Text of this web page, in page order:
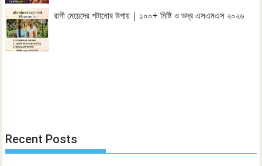
রাগী মেয়েদের পটানোর উপায় | ১০০+ মিষ্টি ও ভদ্র এসএমএস ২০২৬
Recent Posts